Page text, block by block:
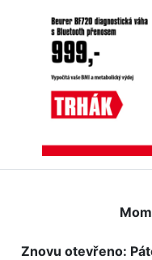
Znovu otevřeno: